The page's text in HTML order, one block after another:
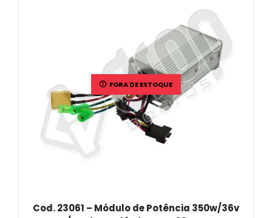
FORA DE ESTOQUE
Cod. 23061 – Módulo de Potência 350w/36v